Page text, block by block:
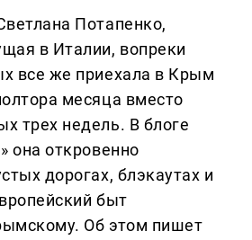
Потапенко,
в Италии, вопреки
все же приехала в Крым
месяца вместо
трех недель. В блоге
она откровенно
дорогах, блэкаутах и
быт
Об этом пишет